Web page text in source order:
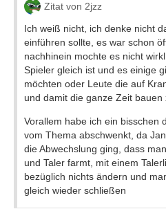
Zitat von 2jzz
Ich weiß nicht, ich denke nicht
einführen sollte, es war schon
nachhinein mochte es nicht
Spieler gleich ist und es einige
möchten oder Leute die auf
und damit die ganze Zeit bauen
Vorallem habe ich ein bisschen
vom Thema abschwenkt, da
die Abwechslung ging, dass
und Taler farmt, mit einem
bezüglich nichts ändern und
gleich wieder schließen